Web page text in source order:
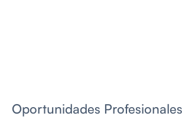
Oportunidades Profesionales